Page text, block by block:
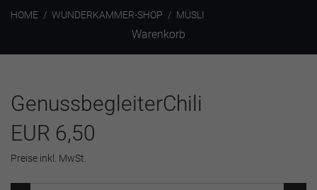
HOME WUNDERKAMMER-SHOP MÜSLI
Warenkorb
GenussbegleiterChili
EUR 6,50
Preise inkl. MwSt.